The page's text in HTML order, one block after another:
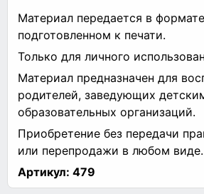
Материал передается в формате
подготовленном к печати.
Только для личного
Материал предназначен для
родителей, заведующих
образовательных организаций.
Приобретение без передачи
или перепродажи в любом
Артикул: 479